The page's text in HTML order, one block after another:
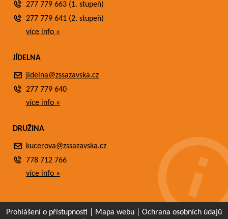
277 779 663 (1. stupeň)
277 779 641 (2. stupeň)
více info »
JÍDELNA
jidelna@zssazavska.cz
277 779 640
více info »
DRUŽINA
kucerova@zssazavska.cz
778 712 766
více info »
Prohlášení o přístupnosti Mapa webu
Ochrana osobních údajů